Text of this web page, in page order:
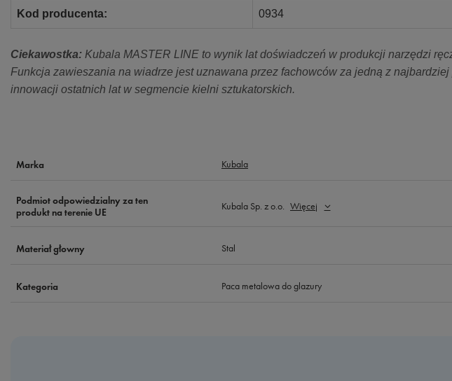
Kod producenta: 0934
Ciekawostka: Kubala MASTER LINE to wynik lat doświadczeń w produkcji narzędzi
Funkcja zawieszania na wiadrze jest uznawana przez fachowców za jedną z najbardziej
innowacji ostatnich lat w segmencie kielni sztukatorskich.
Marka Kubala
Podmiot odpowiedzialny za ten
produkt na terenie UE
Kubala Sp. z o.o. Więcej
Materiał głowny Stal
Kategoria Paca metalowa do glazury